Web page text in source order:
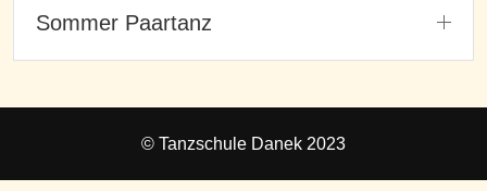
Sommer Paartanz
© Tanzschule Danek 2023